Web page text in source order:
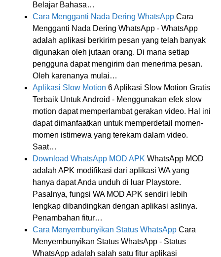
Belajar Bahasa…
Cara Mengganti Nada Dering WhatsApp Cara
Mengganti Nada Dering WhatsApp - WhatsApp
adalah aplikasi berkirim pesan yang telah banyak
digunakan oleh jutaan orang. Di mana setiap
pengguna dapat mengirim dan menerima pesan.
Oleh karenanya mulai…
Aplikasi Slow Motion 6 Aplikasi Slow Motion Gratis
Terbaik Untuk Android - Menggunakan efek slow
motion dapat memperlambat gerakan video. Hal ini
dapat dimanfaatkan untuk memperdetail momen-
momen istimewa yang terekam dalam video.
Saat…
Download WhatsApp MOD APK WhatsApp MOD
adalah APK modifikasi dari aplikasi WA yang
hanya dapat Anda unduh di luar Playstore.
Pasalnya, fungsi WA MOD APK sendiri lebih
lengkap dibandingkan dengan aplikasi aslinya.
Penambahan fitur…
Cara Menyembunyikan Status WhatsApp Cara
Menyembunyikan Status WhatsApp - Status
WhatsApp adalah salah satu fitur aplikasi